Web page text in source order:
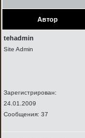
Автор
tehadmin
Site Admin
Зарегистрирован:
24.01.2009
Сообщения: 37